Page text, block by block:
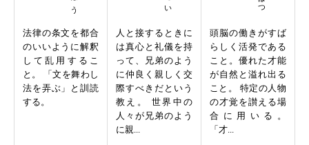
法律の条文を都合
のいいように解釈
して乱用するこ
と。 「文を舞わし
法を弄ぶ」と訓読
する。
人と接するときに
は真心と礼儀を持
って、兄弟のよう
に仲良く親しく交
際すべきだという
教え。 世界中の
人々が兄弟のよう
に親...
頭脳の働きがすば
らしく活発である
こと。優れた才能
が自然と溢れ出る
こと。 特定の人物
の才覚を讃える場
合に用いる。
「才...